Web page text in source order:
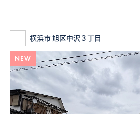
横浜市 旭区中沢３丁目
NEW